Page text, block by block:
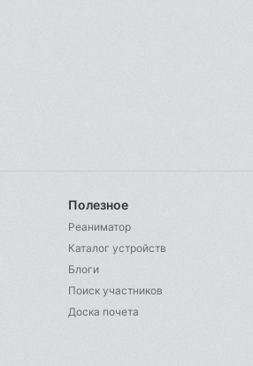
Полезное
Реаниматор
Каталог устройств
Блоги
Поиск участников
Доска почета